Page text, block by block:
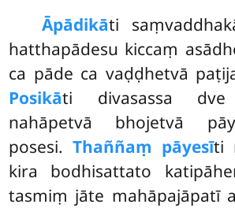
Āpādikāti
hatthapādesu kiccaṃ
ca pāde ca vaḍḍhetvā
Posikāti divasassa
nahāpetvā bhojetvā
posesi.Thaññaṃ pāyesīti
kira bodhisattato
tasmiṃ jāte mahāpajāpatī